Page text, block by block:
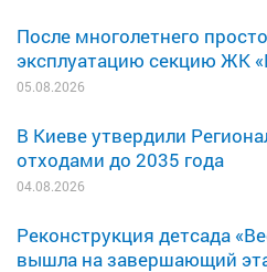
После многолетнего
эксплуатацию секцию ЖК
05.08.2026
В Киеве утвердили
отходами до 2035 года
04.08.2026
Реконструкция детсада
вышла на завершающий